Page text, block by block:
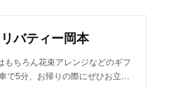
バティー岡本
ちろん花束アレンジなどのギフ
で5分、お帰りの際にぜひお立…